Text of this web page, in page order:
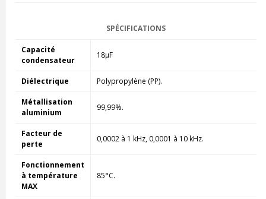
SPÉCIFICATIONS
Capacité
condensateur
18µF
Diélectrique Polypropylène (PP).
Métallisation
aluminium
99,99%.
Facteur de
perte
0,0002 à 1 kHz, 0,0001 à 10 kHz.
Fonctionnement
à température
MAX
85°C.